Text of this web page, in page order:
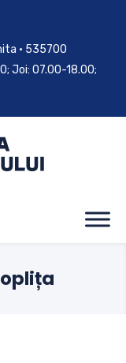
• 535700
Joi: 07.00-18.00;